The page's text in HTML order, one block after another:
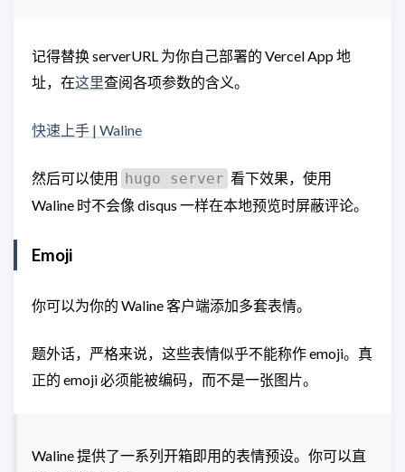
记得替换 serverURL 为你自己部署的 Vercel App 地
址，在这里查阅各项参数的含义。
快速上手 | Waline
然后可以使用 hugo server 看下效果，使用
Waline 时不会像 disqus 一样在本地预览时屏蔽评论。
Emoji
你可以为你的 Waline 客户端添加多套表情。
题外话，严格来说，这些表情似乎不能称作 emoji。真
正的 emoji 必须能被编码，而不是一张图片。
Waline 提供了一系列开箱即用的表情预设。你可以直